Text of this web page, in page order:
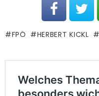
FPÖ HERBERT KICKL